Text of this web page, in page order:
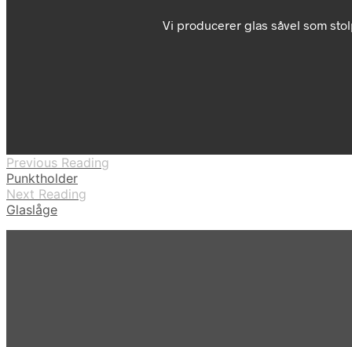
Vi producerer glas såvel som
Previous Reading
Punktholder
Next Reading
Glaslåge